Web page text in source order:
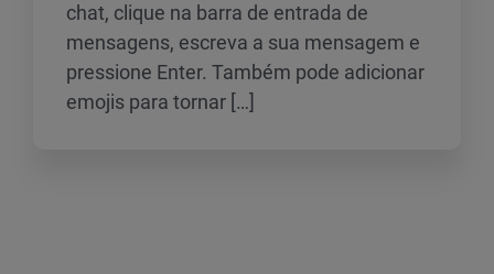
chat, clique na barra de entrada de
mensagens, escreva a sua mensagem e
pressione Enter. Também pode adicionar
emojis para tornar […]